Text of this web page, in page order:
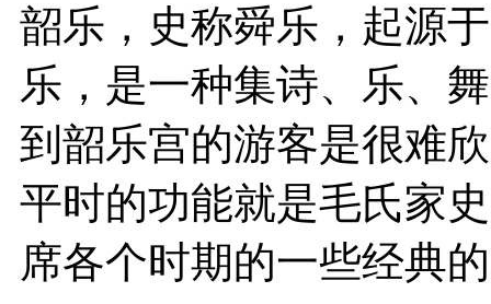
韶乐，史称舜乐，起源
乐，是一种集诗、乐、
到韶乐宫的游客是很难
平时的功能就是毛氏家
席各个时期的一些经典